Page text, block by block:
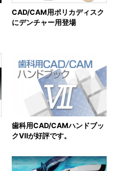
CAD/CAM用ポリカディスク
にデンチャー用登場
歯科用CAD/CAMハンドブッ
クⅦが好評です。